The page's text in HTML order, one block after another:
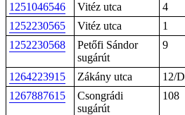
1251046546
Vitéz utca 4
1252230565
Vitéz utca 1
1252230568
Petőfi Sándor
sugárút
9
1264223915 Zákány utca 12/D
1267887615
Csongrádi
sugárút
108